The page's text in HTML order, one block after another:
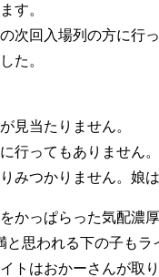
す。
次回入場列の方に行
た。
見当たりません。
行ってもありません。
みつかりません。娘は
かっぱらった気配濃厚
思われる下の子もラ
トはおかーさんが取